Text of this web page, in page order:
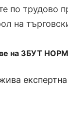
по трудово
на
на ЗБУТ